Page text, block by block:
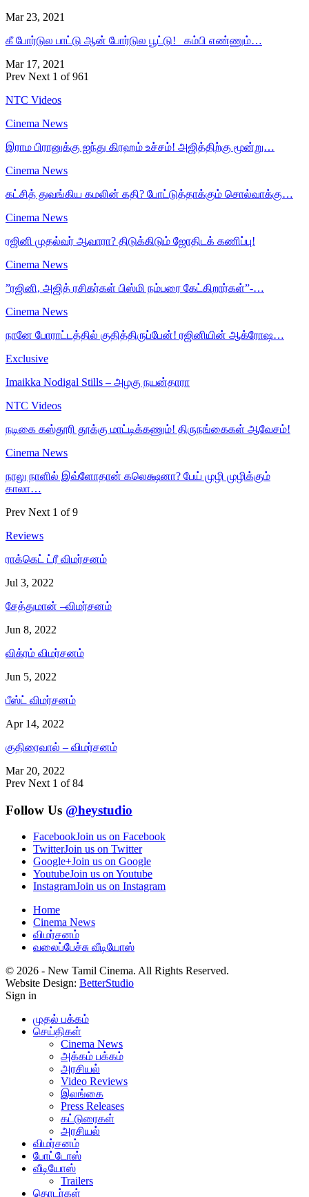
Mar 23, 2021
கீ போர்டுல பாட்டு ஆன் போர்டுல பூட்டு! கம்பி எண்ணும்…
Mar 17, 2021
Prev Next 1 of 961
NTC Videos
Cinema News
இராம பிரானுக்கு ஐந்து கிரஹம் உச்சம்! அஜித்திற்கு மூன்று…
Cinema News
கட்சித் துவங்கிய கமலின் கதி? போட்டுத்தாக்கும் சொல்வாக்கு…
Cinema News
ரஜினி முதல்வர் ஆவாரா? திடுக்கிடும் ஜோதிடக் கணிப்பு!
Cinema News
”ரஜினி, அஜித் ரசிகர்கள் பிஸ்மி நம்பரை கேட்கிறார்கள்”-…
Cinema News
நானே போராட்டத்தில் குதித்திருப்பேன்! ரஜினியின் ஆக்ரோஷ…
Exclusive
Imaikka Nodigal Stills – அழகு நயன்தாரா
NTC Videos
நடிகை கஸ்தூரி தூக்கு மாட்டிக்கணும்! திருநங்கைகள் ஆவேசம்!
Cinema News
நாலு நாளில் இவ்ளோதான் கலெக்ஷனா? பேய் முழி முழிக்கும்
காலா…
Prev Next 1 of 9
Reviews
ராக்கெட் ட்ரீ விமர்சனம்
Jul 3, 2022
சேத்துமான் –விமர்சனம்
Jun 8, 2022
விக்ரம் விமர்சனம்
Jun 5, 2022
பீஸ்ட் விமர்சனம்
Apr 14, 2022
குதிரைவால் – விமர்சனம்
Mar 20, 2022
Prev Next 1 of 84
Follow Us @heystudio
FacebookJoin us on Facebook
TwitterJoin us on Twitter
Google+Join us on Google
YoutubeJoin us on Youtube
InstagramJoin us on Instagram
Home
Cinema News
விமர்சனம்
வலைப்பேச்சு வீடியோஸ்
© 2026 - New Tamil Cinema. All Rights Reserved.
Website Design: BetterStudio
Sign in
முதல் பக்கம்
செய்திகள்
Cinema News
அக்கம் பக்கம்
அரசியல்
Video Reviews
இலங்கை
Press Releases
கட்டுரைகள்
அரசியல்
விமர்சனம்
போட்டோஸ்
வீடியோஸ்
Trailers
தொடர்கள்